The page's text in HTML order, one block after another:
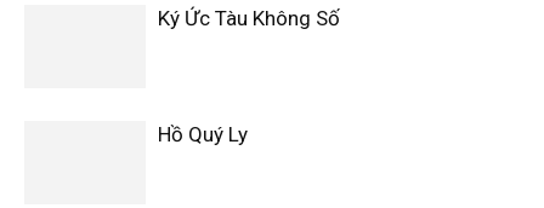
Ký Ức Tàu Không Số
Hồ Quý Ly